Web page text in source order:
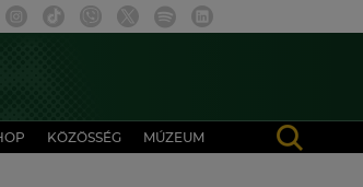
KÖZÖSSÉG MÚZEUM